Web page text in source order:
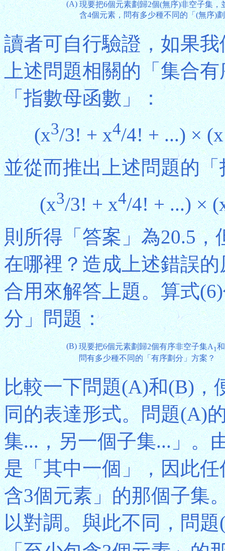
(A) 現要把6個元素劃歸2個(無序)非空子集
含4個元素，問有多少種不同的「(無序)
讀者可自行驗證，如果
上述問題相關的「集合
「指數母函數」：
(x3/3! + x4/4! + ...) ×
並從而推出上述問題的
(x3/3! + x4/4! + ...) ×
則所得「答案」為20.5
在哪裡？造成上述錯誤
合用來解答上題。算式
分」問題：
(B) 現要把6個元素劃歸2個有序非空子集A1
問有多少種不同的「有序劃分」方案？
比較一下問題(A)和(B)，
同的表達形式。問題(A)
集...，另一個子集...」。
是「其中一個」，因此
含3個元素」的那個子集
以對調。與此不同，問